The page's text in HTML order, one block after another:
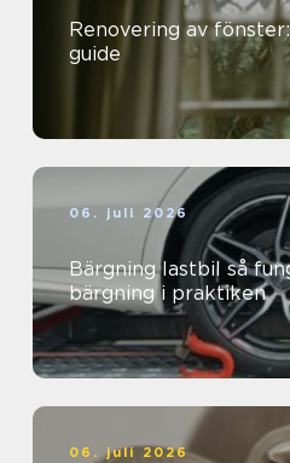
Renovering av
guide
06. juli 2026
Bärgning lastbil så fungerar tung
bärgning i praktiken
06. juli 2026